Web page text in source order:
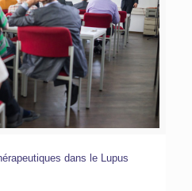
dans le Lupus